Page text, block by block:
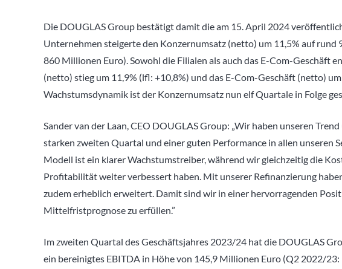
Die DOUGLAS Group bestätigt damit die am 15. April 2024
Unternehmen steigerte den Konzernumsatz (netto) um 11,5% auf
860 Millionen Euro). Sowohl die Filialen als auch das E-Com-Geschäft
(netto) stieg um 11,9% (lfl: +10,8%) und das E-Com-Geschäft (netto)
Wachstumsdynamik ist der Konzernumsatz nun elf Quartale in Folge
Sander van der Laan, CEO DOUGLAS Group: „Wir haben unseren
starken zweiten Quartal und einer guten Performance in allen unseren
Modell ist ein klarer Wachstumstreiber, während wir gleichzeitig die
Profitabilität weiter verbessert haben. Mit unserer Refinanzierung
zudem erheblich erweitert. Damit sind wir in einer hervorragenden
Mittelfristprognose zu erfüllen.”
Im zweiten Quartal des Geschäftsjahres 2023/24 hat die DOUGLAS
ein bereinigtes EBITDA in Höhe von 145,9 Millionen Euro (Q2 2022/